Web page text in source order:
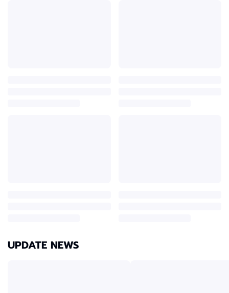
UPDATE NEWS